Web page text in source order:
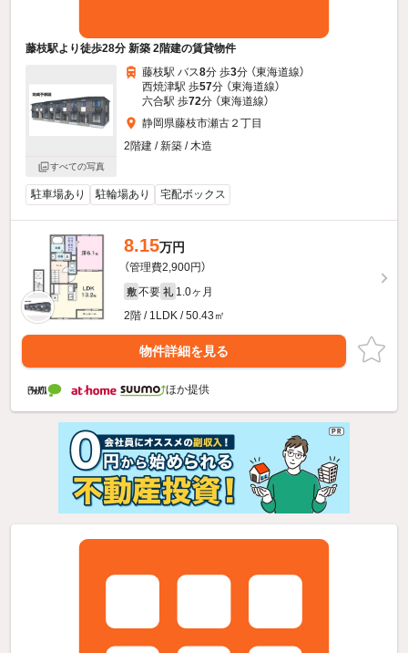
藤枝駅より徒歩28分 新築 2階建の賃貸物件
すべての写真
藤枝駅 バス8分 歩3分 （東海道線）
西焼津駅 歩57分 （東海道線）
六合駅 歩72分 （東海道線）
静岡県藤枝市瀬古２丁目
2階建 / 新築 / 木造
駐車場あり 駐輪場あり 宅配ボックス
8.15万円
（管理費2,900円）
敷 不要 礼 1.0ヶ月
2階 / 1LDK / 50.43㎡
物件詳細を見る
ほか提供